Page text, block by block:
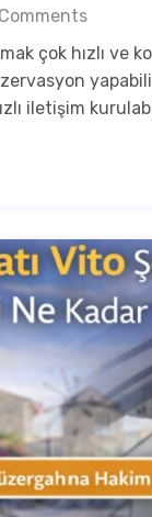
çok hızlı ve
iletişim